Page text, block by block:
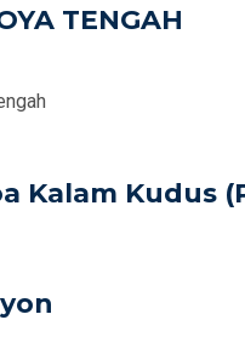
TENGAH
Kalam Kudus